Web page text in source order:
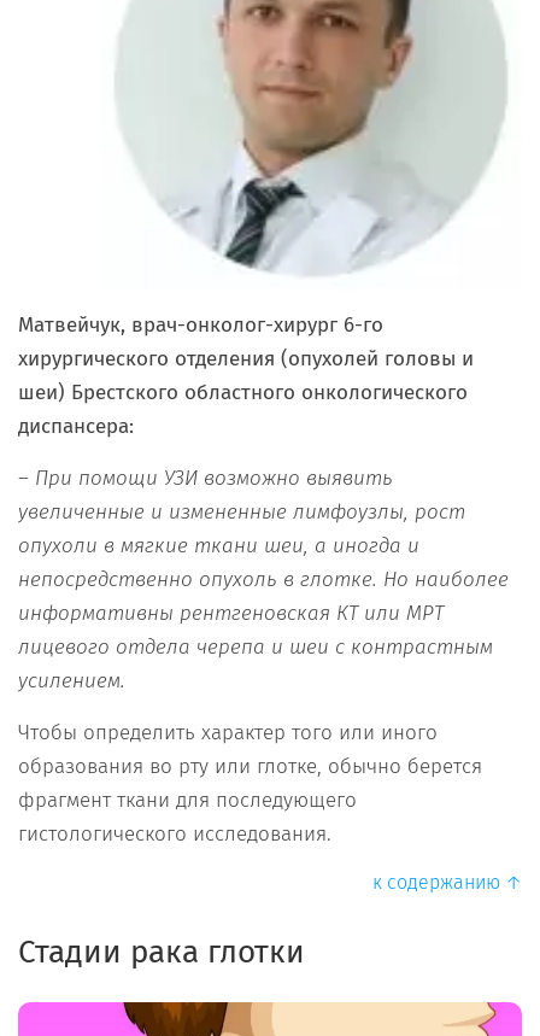
Матвейчук, врач-онколог-хирург 6-го
хирургического отделения (опухолей головы и
шеи) Брестского областного онкологического
диспансера:
– При помощи УЗИ возможно выявить
увеличенные и измененные лимфоузлы, рост
опухоли в мягкие ткани шеи, а иногда и
непосредственно опухоль в глотке. Но наиболее
информативны рентгеновская КТ или МРТ
лицевого отдела черепа и шеи с контрастным
усилением.
Чтобы определить характер того или иного
образования во рту или глотке, обычно берется
фрагмент ткани для последующего
гистологического исследования.
к содержанию ↑
Стадии рака глотки